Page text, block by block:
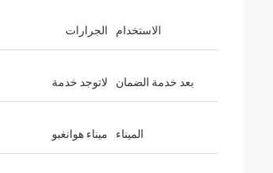
الاستخدام الجرارات
بعد خدمة الضمان لاتوجد خدمة
الميناء ميناء هوانغبو